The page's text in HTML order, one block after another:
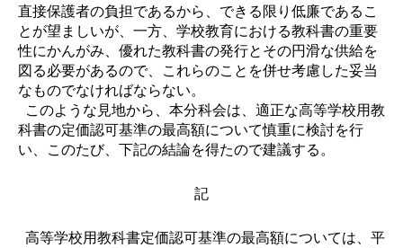
直接保護者の負担であるから、できる限り低廉であるこ
とが望ましいが、一方、学校教育における教科書の重要
性にかんがみ、優れた教科書の発行とその円滑な供給を
図る必要があるので、これらのことを併せ考慮した妥当
なものでなければならない。
このような見地から、本分科会は、適正な高等学校用教
科書の定価認可基準の最高額について慎重に検討を行
い、このたび、下記の結論を得たので建議する。
記
高等学校用教科書定価認可基準の最高額については、平